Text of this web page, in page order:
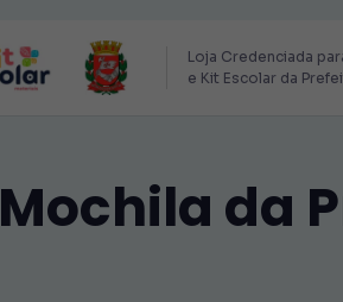
Loja Credenciada
e Kit Escolar da
Mochila da